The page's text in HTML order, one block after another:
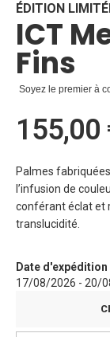
beginning
of
the
images
gallery
ÉDITION
ICT
Fins
Soyez le premier à
155,00
Palmes
l’infusion de
conférant éclat et
translucidité.
Date
17/08/2026 - 20/